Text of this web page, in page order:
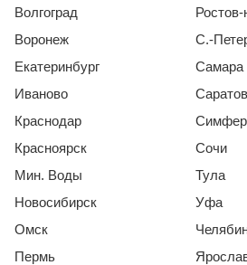
Волгоград
Воронеж
Екатеринбург
Иваново
Краснодар
Красноярск
Мин. Воды
Новосибирск
Омск
Пермь
С.-
Самара
Саратов
Сочи
Тула
Уфа